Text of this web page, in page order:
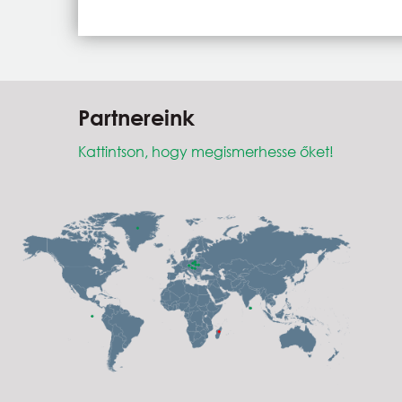
Partnereink
Kattintson, hogy megismerhesse őket!